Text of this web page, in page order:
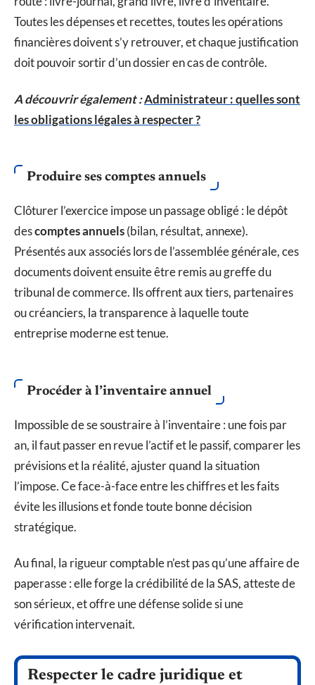
Toutes les dépenses et recettes, toutes les opérations
financières doivent s’y retrouver, et chaque justification
doit pouvoir sortir d’un dossier en cas de contrôle.
A découvrir également :Administrateur : quelles sont
les obligations légales à respecter ?
Produire ses comptes annuels
Clôturer l’exercice impose un passage obligé : le dépôt
descomptes annuels(bilan, résultat, annexe).
Présentés aux associés lors de l’assemblée générale, ces
documents doivent ensuite être remis au greffe du
tribunal de commerce. Ils offrent aux tiers, partenaires
ou créanciers, la transparence à laquelle toute
entreprise moderne est tenue.
Procéder à l’inventaire annuel
Impossible de se soustraire à l’inventaire : une fois par
an, il faut passer en revue l’actif et le passif, comparer les
prévisions et la réalité, ajuster quand la situation
l’impose. Ce face-à-face entre les chiffres et les faits
évite les illusions et fonde toute bonne décision
stratégique.
Au final, la rigueur comptable n’est pas qu’une affaire de
paperasse : elle forge la crédibilité de la SAS, atteste de
son sérieux, et offre une défense solide si une
vérification intervenait.
Respecter le cadre juridique et